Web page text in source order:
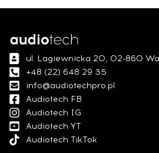
ul. Łagiewnicka 20, 02-860
+48 (22) 648 29 35
info@audiotechpro.pl
Audiotech FB
Audiotech IG
Audiotech YT
Audiotech TikTok